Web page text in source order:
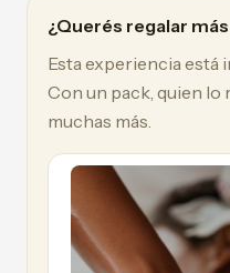
¿Querés regalar
Esta experiencia está
Con un pack, quien
muchas más.